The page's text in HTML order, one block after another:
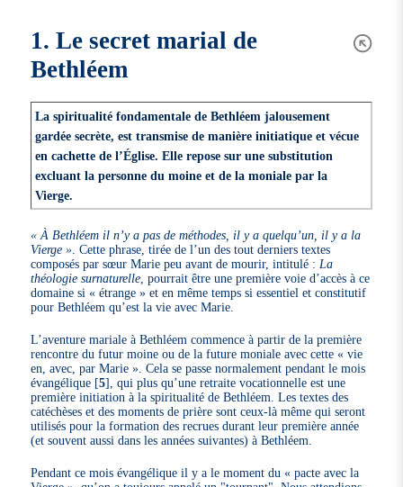
1. Le secret marial de
Bethléem
La spiritualité fondamentale de Bethléem jalousement
gardée secrète, est transmise de manière initiatique et vécue
en cachette de l’Église. Elle repose sur une substitution
excluant la personne du moine et de la moniale par la
Vierge.
« À Bethléem il n’y a pas de méthodes, il y a quelqu’un, il y a la
Vierge » . Cette phrase, tirée de l’un des tout derniers textes
composés par sœur Marie peu avant de mourir, intitulé : La
théologie surnaturelle , pourrait être une première voie d’accès à ce
domaine si « étrange » et en même temps si essentiel et constitutif
pour Bethléem qu’est la vie avec Marie.
L’aventure mariale à Bethléem commence à partir de la première
rencontre du futur moine ou de la future moniale avec cette « vie
en, avec, par Marie ». Cela se passe normalement pendant le mois
évangélique [5] , qui plus qu’une retraite vocationnelle est une
première initiation à la spiritualité de Bethléem. Les textes des
catéchèses et des moments de prière sont ceux-là même qui seront
utilisés pour la formation des recrues durant leur première année
(et souvent aussi dans les années suivantes) à Bethléem.
Pendant ce mois évangélique il y a le moment du « pacte avec la